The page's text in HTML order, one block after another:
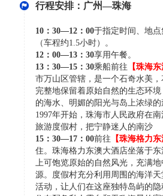
行程安排：广州—珠海
10：30—12：00于指定时间、地
（车程约1.5小时）。
12：00—13：30享用午餐。
13：30—15：30乘船前往 【珠海东
市万山区管辖，是一个石奇水美
完整地保留着原始自然的生态环
的海水、明媚的阳光与岛上浓绿的
1997年开始，珠海市人民政府在
旅游度假村，把宁静迷人的南沙
15：30—17：00前往 【珠海格力东
住。珠海格力东澳大酒店坐落于
上可饱览原始的自然风光，充满
源。度假村充分利用周围的海洋
活动，让人们在这座独特岛屿的